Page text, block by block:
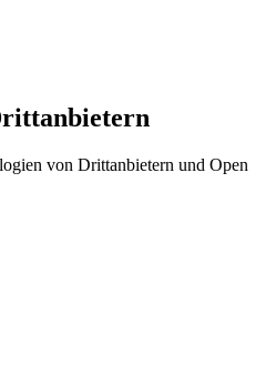
von Drittanbietern und Open